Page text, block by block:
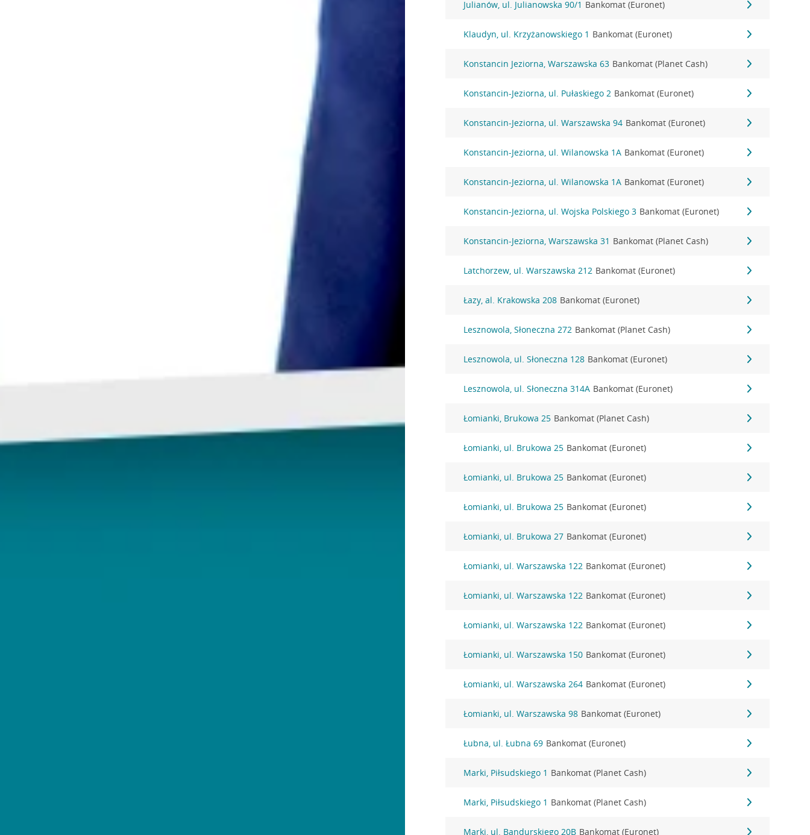
Julianów, ul. Julianowska 90/1 Bankomat (Euronet)
Klaudyn, ul. Krzyżanowskiego 1 Bankomat (Euronet)
Konstancin Jeziorna, Warszawska 63 Bankomat (Planet Cash)
Konstancin-Jeziorna, ul. Pułaskiego 2 Bankomat (Euronet)
Konstancin-Jeziorna, ul. Warszawska 94 Bankomat (Euronet)
Konstancin-Jeziorna, ul. Wilanowska 1A Bankomat (Euronet)
Konstancin-Jeziorna, ul. Wilanowska 1A Bankomat (Euronet)
Konstancin-Jeziorna, ul. Wojska Polskiego 3 Bankomat (Euronet)
Konstancin-Jeziorna, Warszawska 31 Bankomat (Planet Cash)
Latchorzew, ul. Warszawska 212 Bankomat (Euronet)
Łazy, al. Krakowska 208 Bankomat (Euronet)
Lesznowola, Słoneczna 272 Bankomat (Planet Cash)
Lesznowola, ul. Słoneczna 128 Bankomat (Euronet)
Lesznowola, ul. Słoneczna 314A Bankomat (Euronet)
Łomianki, Brukowa 25 Bankomat (Planet Cash)
Łomianki, ul. Brukowa 25 Bankomat (Euronet)
Łomianki, ul. Brukowa 25 Bankomat (Euronet)
Łomianki, ul. Brukowa 25 Bankomat (Euronet)
Łomianki, ul. Brukowa 27 Bankomat (Euronet)
Łomianki, ul. Warszawska 122 Bankomat (Euronet)
Łomianki, ul. Warszawska 122 Bankomat (Euronet)
Łomianki, ul. Warszawska 122 Bankomat (Euronet)
Łomianki, ul. Warszawska 150 Bankomat (Euronet)
Łomianki, ul. Warszawska 264 Bankomat (Euronet)
Łomianki, ul. Warszawska 98 Bankomat (Euronet)
Łubna, ul. Łubna 69 Bankomat (Euronet)
Marki, Piłsudskiego 1 Bankomat (Planet Cash)
Marki, Piłsudskiego 1 Bankomat (Planet Cash)
Marki, ul. Bandurskiego 20B Bankomat (Euronet)